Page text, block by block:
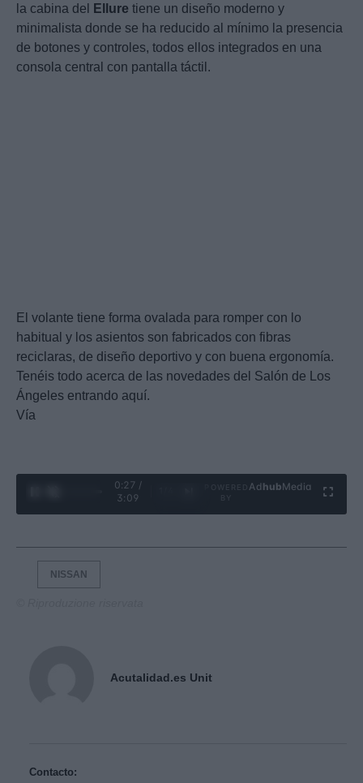
la cabina del
Ellure tiene un diseño moderno y
minimalista donde se ha reducido al mínimo la presencia
de botones y controles, todos ellos integrados en una
consola central con pantalla táctil.
El volante tiene forma ovalada para romper con lo
habitual y los asientos son fabricados con fibras
reciclaras, de diseño deportivo y con buena ergonomía.
Tenéis todo acerca de las novedades del Salón de Los
Ángeles entrando aquí.
Vía
0:28 /
3:09
Ad hubMedia
NISSAN
Acutalidad.es Unit
Contacto: